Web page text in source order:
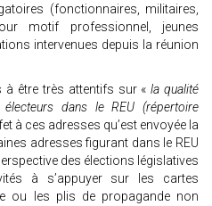
(fonctionnaires, militaires,
motif professionnel, jeunes
intervenues depuis la réunion
à être très attentifs sur « la qualité
dans le REU (répertoire
à ces adresses qu’est envoyée la
adresses figurant dans le REU
des élections législatives
à s’appuyer sur les cartes
ou les plis de propagande non